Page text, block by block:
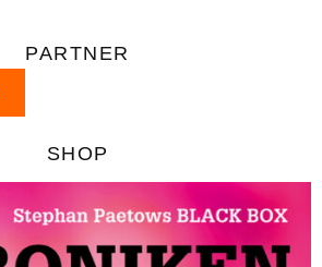
PARTNER
SHOP